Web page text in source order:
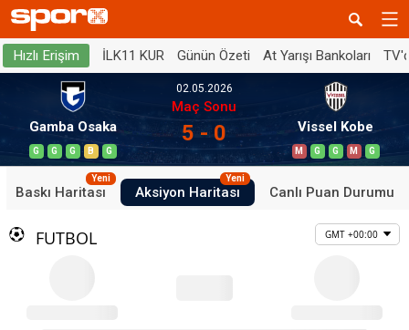
Hızlı Erişim İLK11 KUR Günün Özeti At Yarışı Bankoları
Gamba Osaka
G G G B G
02.05.2026
Maç Sonu
5 - 0 Vissel Kobe
M G G M G
Baskı Haritası
Yeni
Aksiyon Haritası
Yeni
Canlı Puan Durumu
FUTBOL GMT +00:00